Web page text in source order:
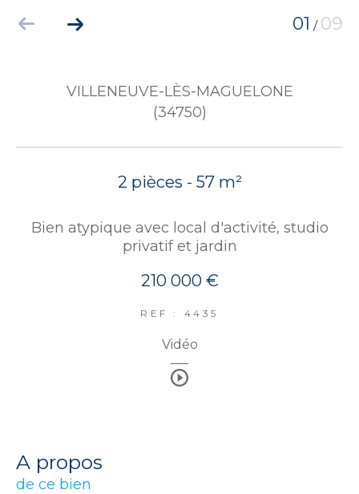
01 / 09
VILLENEUVE-LÈS-MAGUELONE
(34750)
2 pièces - 57 m²
Bien atypique avec local d'activité, studio
privatif et jardin
210 000 €
REF : 4435
Vidéo
a propos
de ce bien